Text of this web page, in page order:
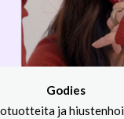
Godies
ja